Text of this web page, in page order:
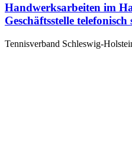
Handwerksarbeiten im
Geschäftsstelle
Tennisverband Schleswig-